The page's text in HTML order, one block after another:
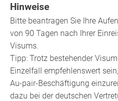
Hinweise
Bitte beantragen Sie Ihre
von 90 Tagen nach Ihrer
Visums.
Tipp: Trotz bestehender
Einzelfall empfehlenswert
Au-pair-Beschäftigung
dazu bei der deutschen